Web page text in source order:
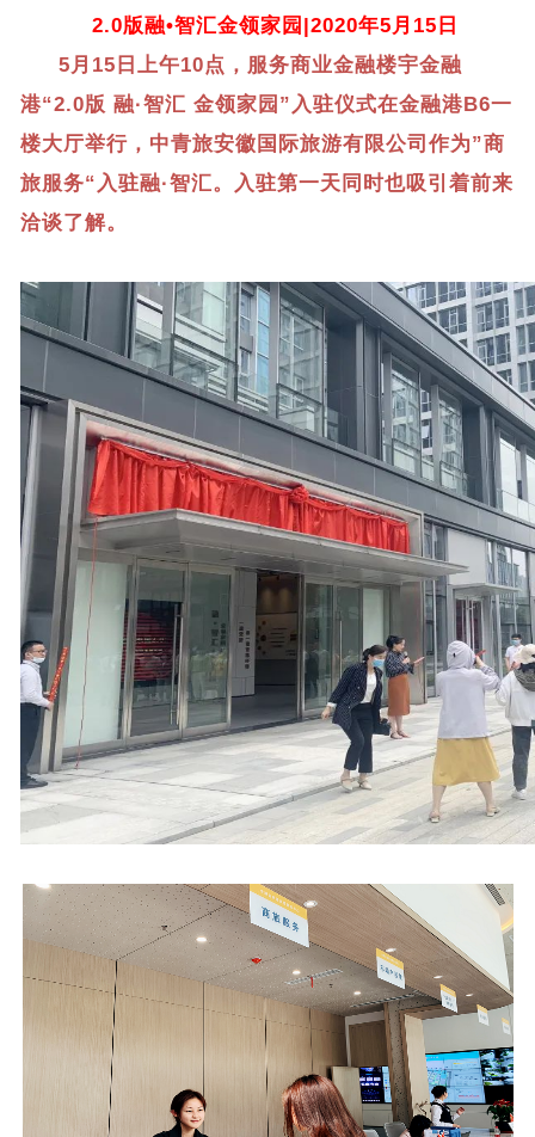
2.0版融•智汇金领家园|2020年5月15日
5月15日上午10点，服务商业金融楼宇金融
港“2.0版 融·智汇 金领家园”入驻仪式在金融港B6一
楼大厅举行，中青旅安徽国际旅游有限公司作为”商
旅服务“入驻融·智汇。入驻第一天同时也吸引着前来
洽谈了解。